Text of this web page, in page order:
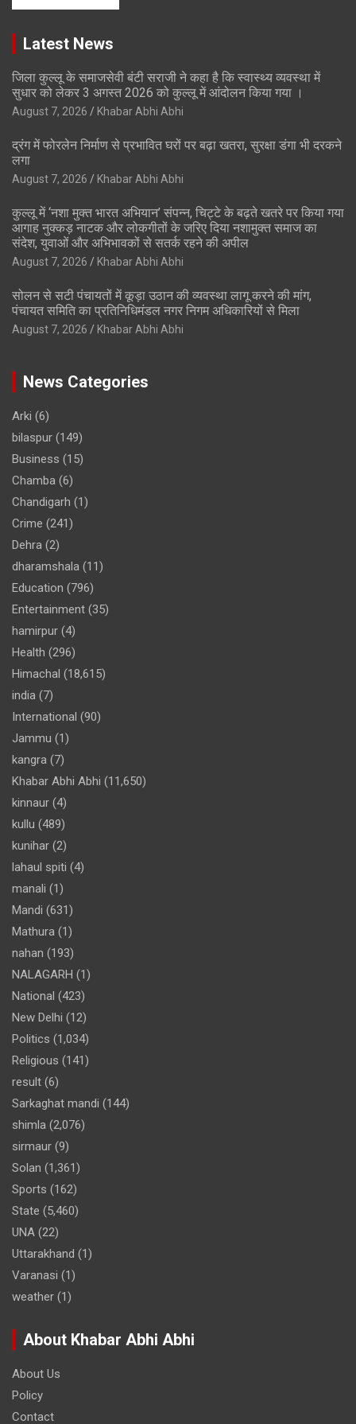
Latest News
जिला कुल्लू के समाजसेवी बंटी सराजी ने कहा है कि स्वास्थ्य व्यवस्था में
सुधार को लेकर 3 अगस्त 2026 को कुल्लू में आंदोलन किया गया ।
August 7, 2026 Khabar Abhi Abhi
द्रंग में फोरलेन निर्माण से प्रभावित घरों पर बढ़ा खतरा, सुरक्षा डंगा भी दरकने
लगा
August 7, 2026 Khabar Abhi Abhi
कुल्लू में ‘नशा मुक्त भारत अभियान’ संपन्न, चिट्टे के बढ़ते खतरे पर किया गया
आगाह नुक्कड़ नाटक और लोकगीतों के जरिए दिया नशामुक्त समाज का
संदेश, युवाओं और अभिभावकों से सतर्क रहने की अपील
August 7, 2026 Khabar Abhi Abhi
सोलन से सटी पंचायतों में कूड़ा उठान की व्यवस्था लागू करने की मांग,
पंचायत समिति का प्रतिनिधिमंडल नगर निगम अधिकारियों से मिला
August 7, 2026 Khabar Abhi Abhi
News Categories
Arki (6)
bilaspur (149)
Business (15)
Chamba (6)
Chandigarh (1)
Crime (241)
Dehra (2)
dharamshala (11)
Education (796)
Entertainment (35)
hamirpur (4)
Health (296)
Himachal (18,615)
india (7)
International (90)
Jammu (1)
kangra (7)
Khabar Abhi Abhi (11,650)
kinnaur (4)
kullu (489)
kunihar (2)
lahaul spiti (4)
manali (1)
Mandi (631)
Mathura (1)
nahan (193)
NALAGARH (1)
National (423)
New Delhi (12)
Politics (1,034)
Religious (141)
result (6)
Sarkaghat mandi (144)
shimla (2,076)
sirmaur (9)
Solan (1,361)
Sports (162)
State (5,460)
UNA (22)
Uttarakhand (1)
Varanasi (1)
weather (1)
About Khabar Abhi Abhi
About Us
Policy
Contact